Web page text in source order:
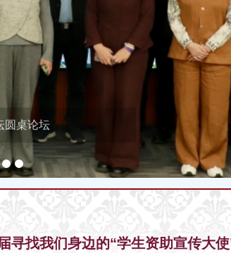
4 5
圆桌论坛
寻找我们身边的“学生资助宣传大